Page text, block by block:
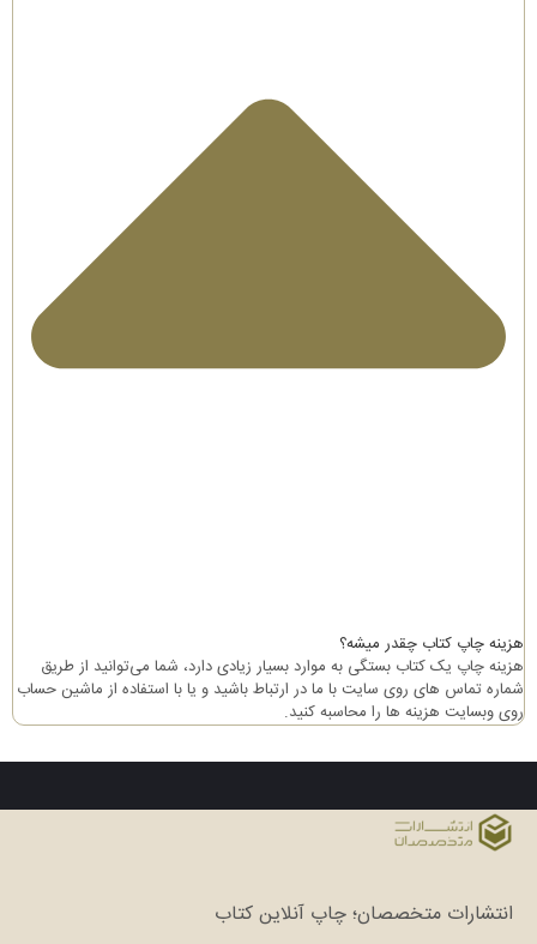
هزینه چاپ کتاب چقدر میشه؟
هزینه چاپ یک کتاب بستگی به موارد بسیار زیادی دارد، شما می‌توانید از طریق
شماره تماس های روی سایت با ما در ارتباط باشید و یا با استفاده از ماشین حساب
روی وبسایت هزینه ها را محاسبه کنید.
انتشارات متخصصان؛ چاپ آنلاین کتاب